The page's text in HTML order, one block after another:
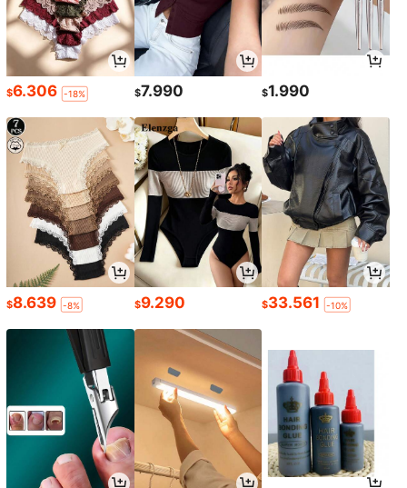
$6.306 -18% $7.990 $1.990
$8.639 -8% $9.290 $33.561 -10%